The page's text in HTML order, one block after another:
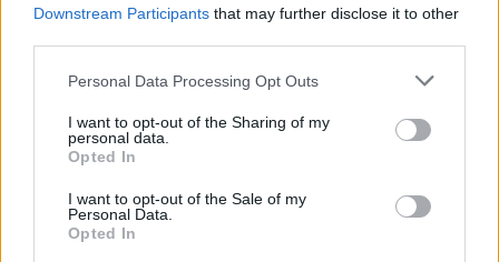
Downstream Participants that may further disclose it to other
Personal Data Processing Opt Outs
I want to opt-out of the Sharing of my
personal data.
Opted In
I want to opt-out of the Sale of my
Personal Data.
Opted In
Comentar Letra
Comenta o pregunta lo que desees sobre Moises
Angulo o 'Brisas de diciembre'